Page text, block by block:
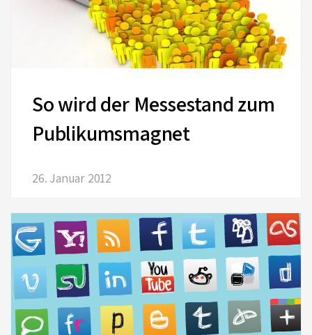
So wird der Messestand zum
Publikumsmagnet
26. Januar 2012